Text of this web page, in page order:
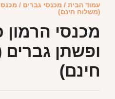
עמוד הבית / מכנסי גברים /
(משלוח חינם)
מכנסי הרמון
ופשתן
חינם)